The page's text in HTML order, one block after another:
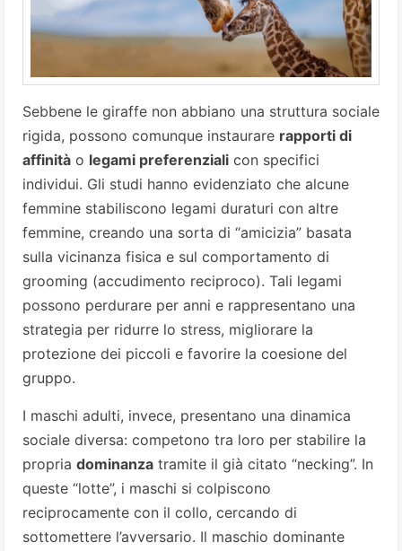
Sebbene le giraffe non abbiano una struttura sociale
rigida, possono comunque instaurare rapporti di
affinità o legami preferenziali con specifici
individui. Gli studi hanno evidenziato che alcune
femmine stabiliscono legami duraturi con altre
femmine, creando una sorta di “amicizia” basata
sulla vicinanza fisica e sul comportamento di
grooming (accudimento reciproco). Tali legami
possono perdurare per anni e rappresentano una
strategia per ridurre lo stress, migliorare la
protezione dei piccoli e favorire la coesione del
gruppo.
I maschi adulti, invece, presentano una dinamica
sociale diversa: competono tra loro per stabilire la
propria dominanza tramite il già citato “necking”. In
queste “lotte”, i maschi si colpiscono
reciprocamente con il collo, cercando di
sottomettere l’avversario. Il maschio dominante